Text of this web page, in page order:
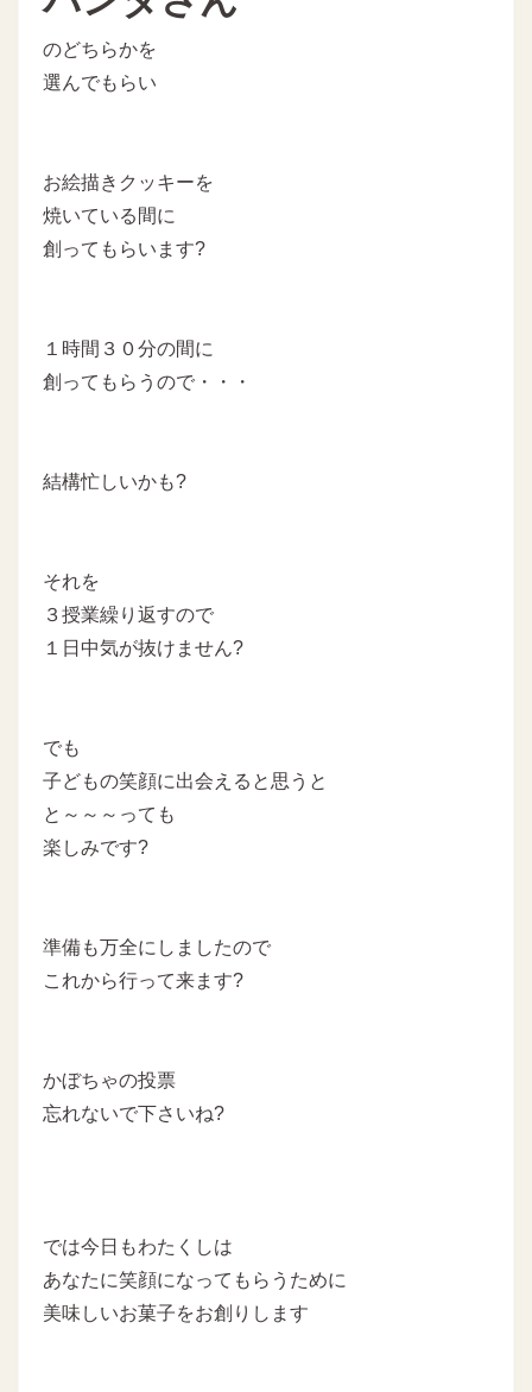
のどちらかを
選んでもらい
お絵描きクッキーを
焼いている間に
創ってもらいます?
１時間３０分の間に
創ってもらうので・・・
結構忙しいかも?
それを
３授業繰り返すので
１日中気が抜けません?
でも
子どもの笑顔に出会えると思うと
と～～～っても
楽しみです?
準備も万全にしましたので
これから行って来ます?
かぼちゃの投票
忘れないで下さいね?
では今日もわたくしは
あなたに笑顔になってもらうために
美味しいお菓子をお創りします